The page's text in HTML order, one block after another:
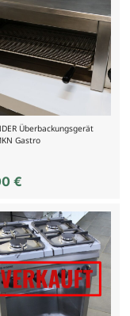
Überbackungsgerät
Gastro
€